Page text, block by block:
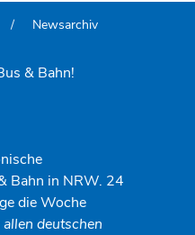
Newsarchiv
& Bahn!
Bahn in NRW. 24
die Woche
deutschen